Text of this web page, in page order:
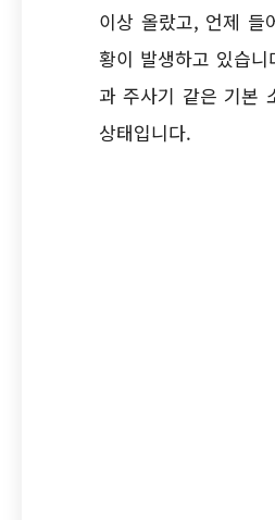
이상 올랐고, 언제 들
황이 발생하고 있습
과 주사기 같은 기본
상태입니다.